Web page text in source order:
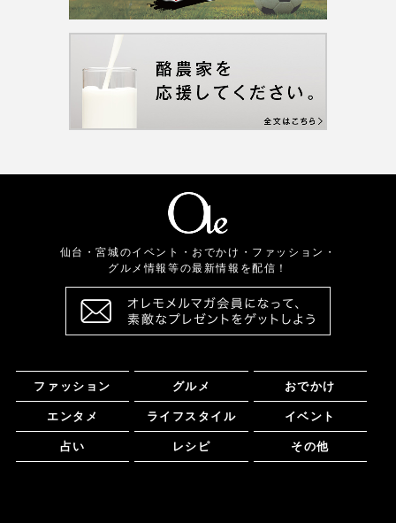
仙台・宮城のイベント・おでかけ・ファッション・
グルメ情報等の最新情報を配信！
ファッション グルメ おでかけ
エンタメ ライフスタイル イベント
占い レシピ その他